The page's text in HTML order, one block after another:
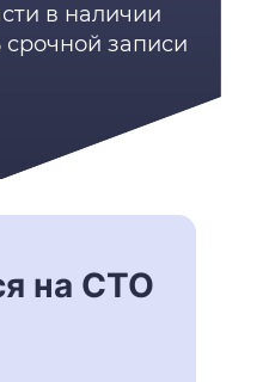
в наличии
записи
на СТО